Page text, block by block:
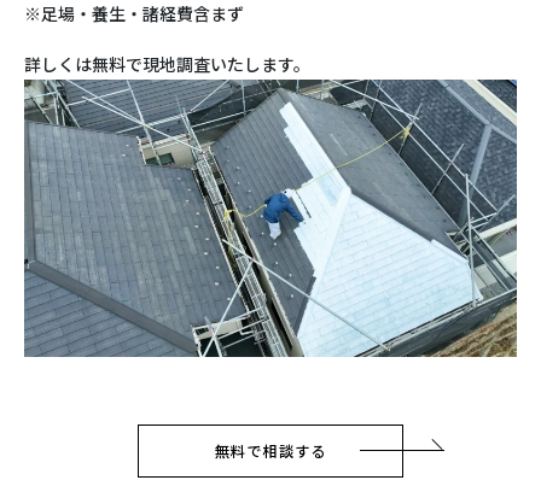
※足場・養生・諸経費含まず
詳しくは無料で現地調査いたします。
無料で相談する